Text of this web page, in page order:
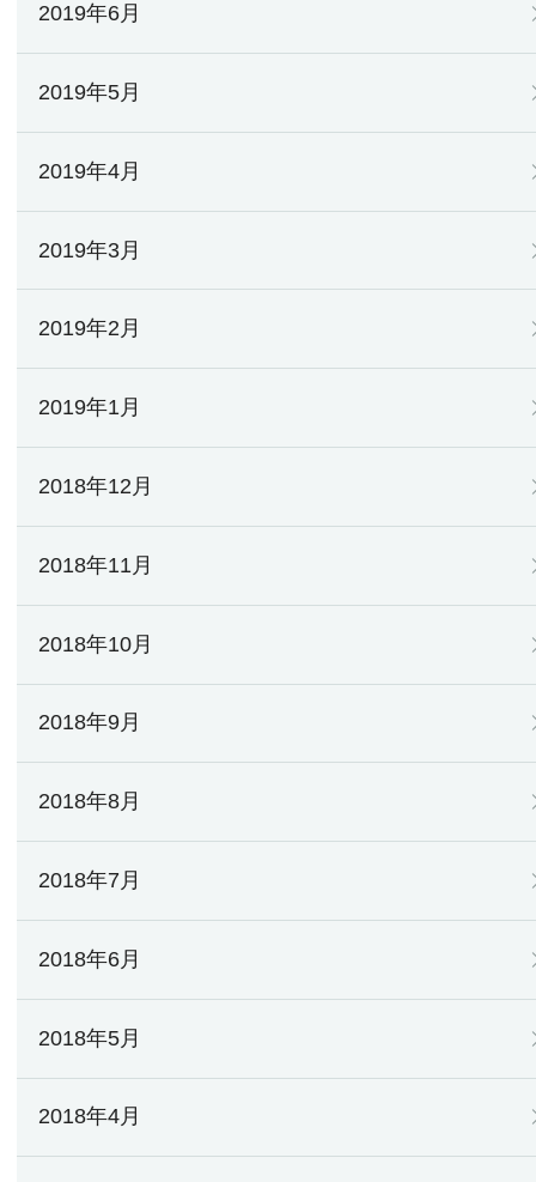
2019年6月
2019年5月
2019年4月
2019年3月
2019年2月
2019年1月
2018年12月
2018年11月
2018年10月
2018年9月
2018年8月
2018年7月
2018年6月
2018年5月
2018年4月